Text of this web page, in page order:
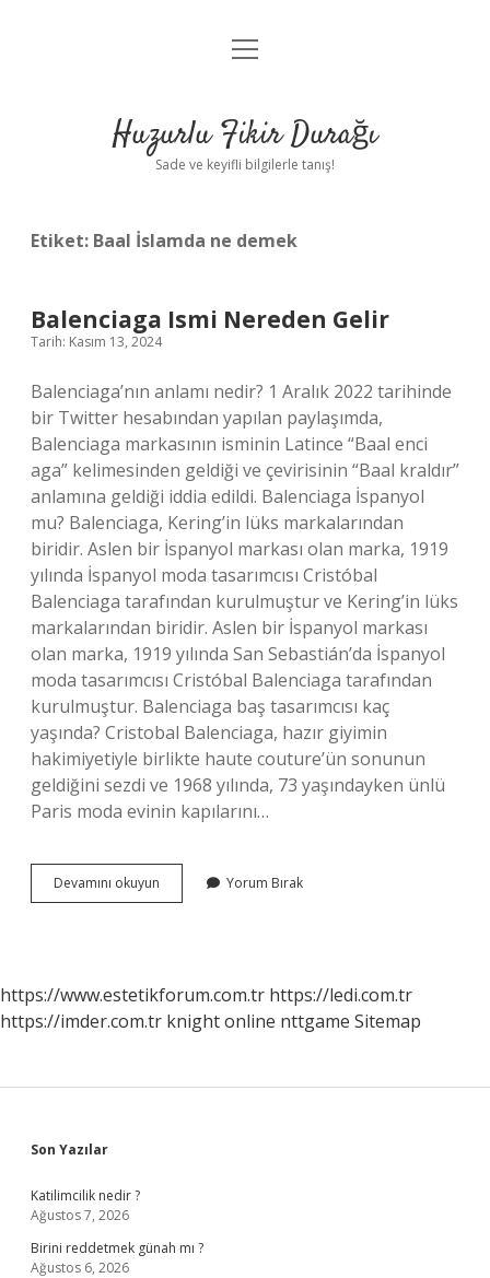
Anasayfa
Yasal Uyarı
menüyü
Huzurlu Fikir Durağı
Sade ve keyifli bilgilerle tanış!
Etiket: Baal İslamda ne demek
Balenciaga Ismi Nereden Gelir
Tarih: Kasım 13, 2024
Balenciaga’nın anlamı nedir? 1 Aralık 2022 tarihinde
bir Twitter hesabından yapılan paylaşımda,
Balenciaga markasının isminin Latince “Baal enci
aga” kelimesinden geldiği ve çevirisinin “Baal kraldır”
anlamına geldiği iddia edildi. Balenciaga İspanyol
mu? Balenciaga, Kering’in lüks markalarından
biridir. Aslen bir İspanyol markası olan marka, 1919
yılında İspanyol moda tasarımcısı Cristóbal
Balenciaga tarafından kurulmuştur ve Kering’in lüks
markalarından biridir. Aslen bir İspanyol markası
olan marka, 1919 yılında San Sebastián’da İspanyol
moda tasarımcısı Cristóbal Balenciaga tarafından
kurulmuştur. Balenciaga baş tasarımcısı kaç
yaşında? Cristobal Balenciaga, hazır giyimin
hakimiyetiyle birlikte haute couture’ün sonunun
geldiğini sezdi ve 1968 yılında, 73 yaşındayken ünlü
Paris moda evinin kapılarını…
Devamını okuyun Balenciaga
Ismi
Yorum Bırak
https://www.estetikforum.com.tr https://ledi.com.tr
https://imder.com.tr knight online nttgame Sitemap
Sidebar
Son Yazılar
Katilimcilik nedir ?
Ağustos 7, 2026
Birini reddetmek günah mı ?
Ağustos 6, 2026